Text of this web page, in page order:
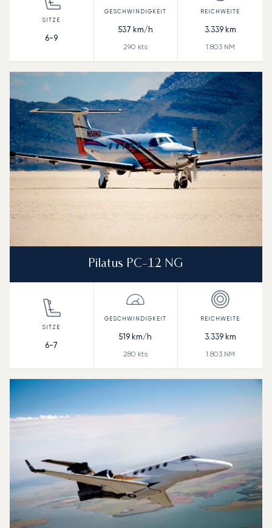
6-9
537 km/h
290 kts
3.339km
1.803NM
Pilatus PC-12 NG
6-7
519 km/h
280 kts
3.339km
1.803NM